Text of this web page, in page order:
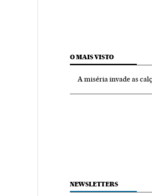
O MAIS VISTO
A miséria invade as
NEWSLETTERS